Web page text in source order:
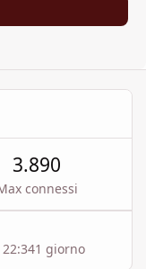
3.890
connessi
1 giorno